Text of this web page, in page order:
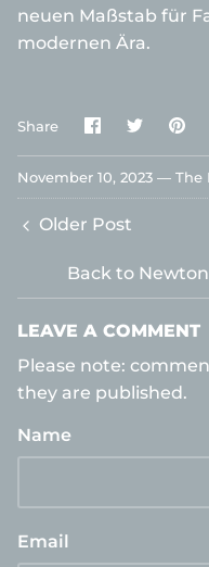
neuen Maßstab für
modernen Ära.
Share Share
Facebook
Share
Twitter
Pin
November 10, 2023 — The
Older Post
Back to
LEAVE A COMMENT
Please note:
they are published.
Name
Email